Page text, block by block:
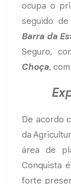
ocupa o
seguido
Barra da
Seguro,
Choça,
De acordo
da
área de
Conquista
forte